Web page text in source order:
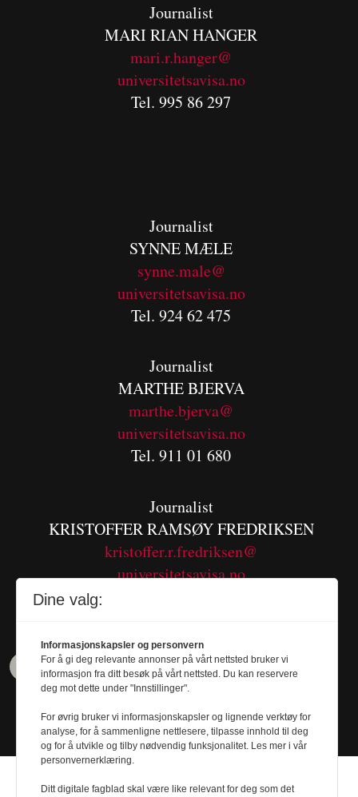
Journalist
MARI RIAN HANGER
mari.r.hanger@
universitetsavisa.no
Tel. 995 86 297
Journalist
SYNNE MÆLE
synne.male@
universitetsavisa.no
Tel. 924 62 475
Journalist
MARTHE BJERVA
marthe.bjerva@
universitetsavisa.no
Tel. 911 01 680
Journalist
KRISTOFFER RAMSØY FREDRIKSEN
kristoffer.r.fredriksen@
universitetsavisa.no
Dine valg:
Informasjonskapsler og personvern
For å gi deg relevante annonser på vårt nettsted bruker vi
informasjon fra ditt besøk på vårt nettsted. Du kan reservere
deg mot dette under "Innstillinger".
For øvrig bruker vi informasjonskapsler og lignende verktøy for
analyse, for å sammenligne nettlesere, tilpasse innhold til deg
og for å utvikle og tilby nødvendig funksjonalitet. Les mer i vår
personvernerklæring.
Ditt digitale fagblad skal være like relevant for deg som det